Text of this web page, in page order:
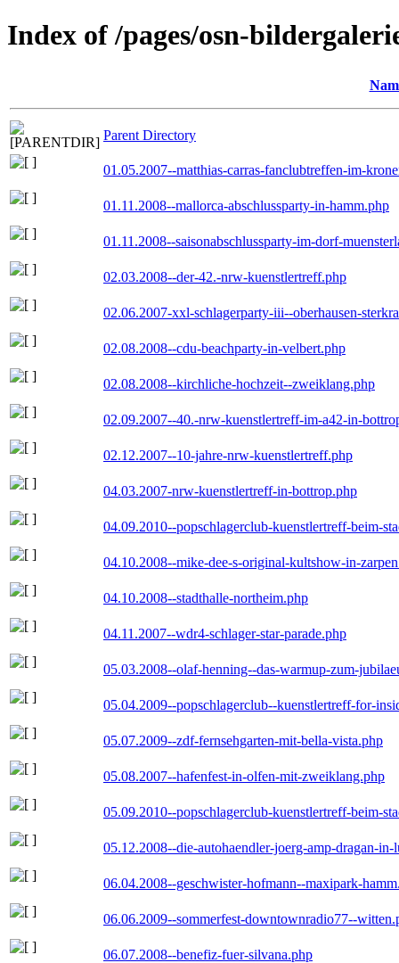
Index of /pages/osn-
Parent Directory
01.05.2007--matthias-carras-fanclubtreffen-im-
01.11.2008--mallorca-abschlussparty-in-hamm.php
01.11.2008--saisonabschlussparty-im-dorf-
02.03.2008--der-42.-nrw-kuenstlertreff.php
02.06.2007-xxl-schlagerparty-iii--oberhausen-
02.08.2008--cdu-beachparty-in-velbert.php
02.08.2008--kirchliche-hochzeit--zweiklang.php
02.09.2007--40.-nrw-kuenstlertreff-im-a42-in-
02.12.2007--10-jahre-nrw-kuenstlertreff.php
04.03.2007-nrw-kuenstlertreff-in-bottrop.php
04.09.2010--popschlagerclub-kuenstlertreff-beim-
04.10.2008--mike-dee-s-original-kultshow-in-
04.10.2008--stadthalle-northeim.php
04.11.2007--wdr4-schlager-star-parade.php
05.03.2008--olaf-henning--das-warmup-zum-
05.04.2009--popschlagerclub--kuenstlertreff-for-
05.07.2009--zdf-fernsehgarten-mit-bella-vista.php
05.08.2007--hafenfest-in-olfen-mit-zweiklang.php
05.09.2010--popschlagerclub-kuenstlertreff-beim-
05.12.2008--die-autohaendler-joerg-amp-dragan-in-
06.04.2008--geschwister-hofmann--maxipark-
06.06.2009--sommerfest-downtownradio77--
06.07.2008--benefiz-fuer-silvana.php